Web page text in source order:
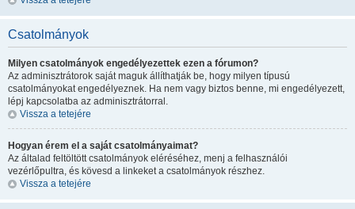
Csatolmányok
Milyen csatolmányok engedélyezettek ezen a fórumon?
Az adminisztrátorok saját maguk állíthatják be, hogy milyen típusú
csatolmányokat engedélyeznek. Ha nem vagy biztos benne, mi engedélyezett,
lépj kapcsolatba az adminisztrátorral.
Vissza a tetejére
Hogyan érem el a saját csatolmányaimat?
Az általad feltöltött csatolmányok eléréséhez, menj a felhasználói
vezérlőpultra, és kövesd a linkeket a csatolmányok részhez.
Vissza a tetejére